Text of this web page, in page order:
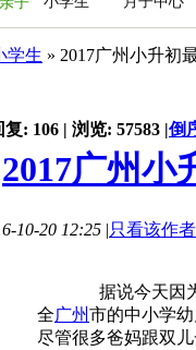
学生 » 2017广州小升初
复: 106 | 浏览: 57583 |倒
2017广州小
10-20 12:25 |只看该作者
据说今天因
全广州市的中小学
尽管很多爸妈跟双